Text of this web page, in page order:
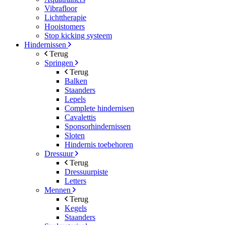
Vibrafloor
Lichttherapie
Hooistomers
Stop kicking systeem
Hindernissen
Terug
Springen
Terug
Balken
Staanders
Lepels
Complete hindernisen
Cavalettis
Sponsorhindernissen
Sloten
Hindernis toebehoren
Dressuur
Terug
Dressuurpiste
Letters
Mennen
Terug
Kegels
Staanders